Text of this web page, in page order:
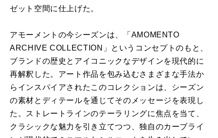
ゼット空間に仕上げた。
アモーメントの今シーズンは、「AMOMENTO
ARCHIVE COLLECTION」というコンセプトのもと、
ブランドの歴史とアイコニックなデザインを現代的に
再解釈した。アート作品を包み込むさまざまな手法か
らインスパイアされたこのコレクションは、シーズン
の素材とディテールを通じてそのメッセージを表現し
た。ストレートラインのテーラリングに焦点を当て、
クラシックな魅力を引き立てつつ、独自のカーブライ